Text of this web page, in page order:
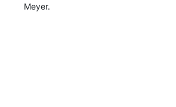
Meyer.